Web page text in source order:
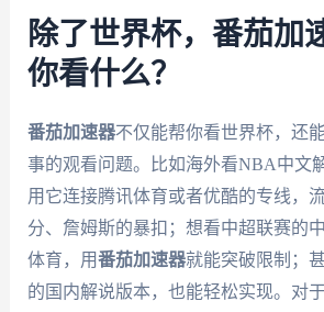
除了世界杯，番茄加
你看什么？
番茄加速器不仅能帮你看世界杯，还
事的观看问题。比如海外看NBA中文
用它连接腾讯体育或者优酷的专线，
分、詹姆斯的暴扣；想看中超联赛的
体育，用番茄加速器就能突破限制；
的国内解说版本，也能轻松实现。对